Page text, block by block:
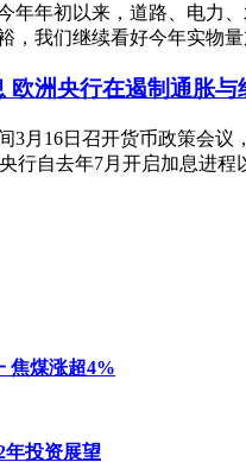
年年初以来，道路、电力
，我们继续看好今年实物
欧洲央行在遏制通胀
3月16日召开货币政策会议
行自去年7月开启加息进程
焦煤涨超4%
年投资展望